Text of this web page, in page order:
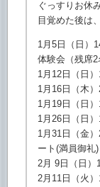
ぐっすりお休
目覚めた後は
1月5日（日）
体験会（残席2
1月12日（日
1月16日（木
1月19日（日
1月26日（日
1月31日（金
ート(満員御礼)
2月 9日（日）
2月11日（火